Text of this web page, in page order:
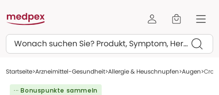
Suchen
Startseite Arzneimittel-Gesundheit Allergie & Heuschnupfen Augen
··· Bonuspunkte sammeln